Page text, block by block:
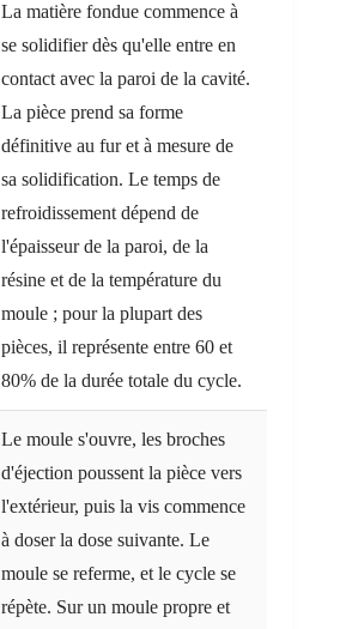
La matière fondue commence à
se solidifier dès qu'elle entre en
contact avec la paroi de la cavité.
La pièce prend sa forme
définitive au fur et à mesure de
sa solidification. Le temps de
refroidissement dépend de
l'épaisseur de la paroi, de la
résine et de la température du
moule ; pour la plupart des
pièces, il représente entre 60 et
80% de la durée totale du cycle.
Le moule s'ouvre, les broches
d'éjection poussent la pièce vers
l'extérieur, puis la vis commence
à doser la dose suivante. Le
moule se referme, et le cycle se
répète. Sur un moule propre et